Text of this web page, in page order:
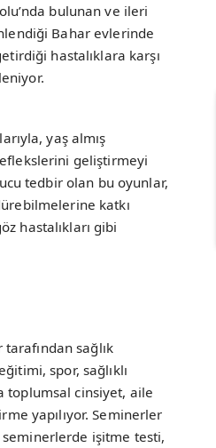
bulunan ve ileri
Bahar evlerinde
hastalıklara karşı
yaş almış
geliştirmeyi
tedbir olan bu oyunlar,
katkı
hastalıkları gibi
sağlık
spor, sağlıklı
toplumsal cinsiyet, aile
yapılıyor. Seminerler
seminerlerde işitme testi,